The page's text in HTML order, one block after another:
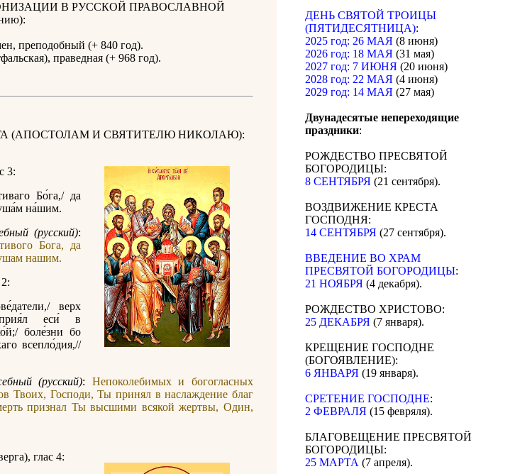
В РУССКОЙ ПРАВОСЛАВНОЙ
преподобный (+ 840 год).
праведная (+ 968 год).
(АПОСТОЛАМ И СВЯТИТЕЛЮ НИКОЛАЮ):
3:
Бо́га,/ да
на́шим.
(русский):
Бога, да
нашим.
верх
прия́л еси́ в
боле́зни бо
всепло́дия,//
(русский): Непоколебимых и богогласных
Твоих, Господи, Ты принял в наслаждение благ
признал Ты высшими всякой жертвы, Один,
глас 4:
ДЕНЬ СВЯТОЙ ТРОИЦЫ
(ПЯТИДЕСЯТНИЦА):
2025 год: 26 МАЯ (8 июня)
2026 год: 18 МАЯ (31 мая)
2027 год: 7 ИЮНЯ (20 июня)
2028 год: 22 МАЯ (4 июня)
2029 год: 14 МАЯ (27 мая)
Двунадесятые непереходящие
праздники:
РОЖДЕСТВО ПРЕСВЯТОЙ
БОГОРОДИЦЫ:
8 СЕНТЯБРЯ (21 сентября).
ВОЗДВИЖЕНИЕ КРЕСТА
ГОСПОДНЯ:
14 СЕНТЯБРЯ (27 сентября).
ВВЕДЕНИЕ ВО ХРАМ
ПРЕСВЯТОЙ БОГОРОДИЦЫ:
21 НОЯБРЯ (4 декабря).
РОЖДЕСТВО ХРИСТОВО:
25 ДЕКАБРЯ (7 января).
КРЕЩЕНИЕ ГОСПОДНЕ
(БОГОЯВЛЕНИЕ):
6 ЯНВАРЯ (19 января).
СРЕТЕНИЕ ГОСПОДНЕ:
2 ФЕВРАЛЯ (15 февряля).
БЛАГОВЕЩЕНИЕ ПРЕСВЯТОЙ
БОГОРОДИЦЫ:
25 МАРТА (7 апреля).